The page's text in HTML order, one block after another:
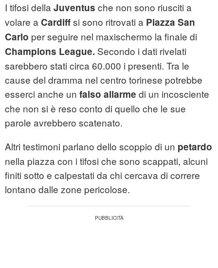
I tifosi della Juventus che non sono riusciti a
volare a Cardiffsi sono ritrovati a Piazza San
Carlo per seguire nel maxischermo la finale di
Champions League. Secondo i dati rivelati
sarebbero stati circa 60.000 i presenti. Tra le
cause del dramma nel centro torinese potrebbe
esserci anche un falso allarme di un incosciente
che non si è reso conto di quello che le sue
parole avrebbero scatenato.
Altri testimoni parlano dello scoppio di un petardo
nella piazza con i tifosi che sono scappati, alcuni
finiti sotto e calpestati da chi cercava di correre
lontano dalle zone pericolose.